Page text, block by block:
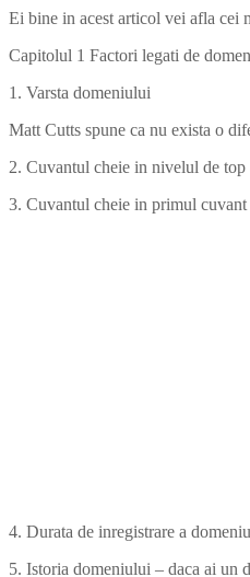
Ei bine in acest articol vei afla cei
Capitolul 1 Factori legati de
1. Varsta domeniului
Matt Cutts spune ca nu exista o
2. Cuvantul cheie in nivelul de
3. Cuvantul cheie in primul
4. Durata de inregistrare a
5. Istoria domeniului – daca ai un